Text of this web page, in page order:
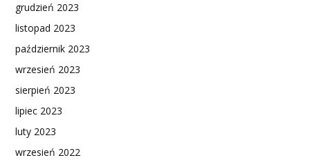
grudzień 2023
listopad 2023
październik 2023
wrzesień 2023
sierpień 2023
lipiec 2023
luty 2023
wrzesień 2022